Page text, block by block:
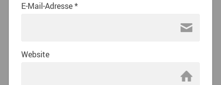
E-Mail-Adresse*
Website